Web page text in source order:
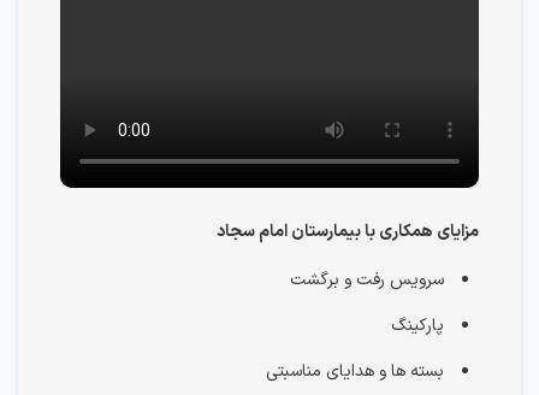
مزایای همکاری با بیمارستان امام سجاد
سرویس رفت و برگشت
پارکینگ
بسته ها و هدایای مناسبتی